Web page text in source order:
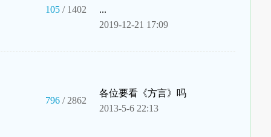
105/ 1402
...
2019-12-21 17:09
796/ 2862
各位要看《方言》吗
2013-5-6 22:13